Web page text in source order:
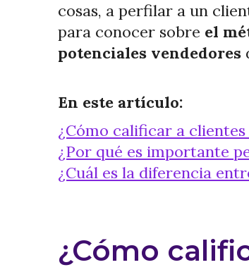
cosas, a perfilar a un
para conocer sobre el
potenciales vendedores
En este artículo:
¿Cómo calificar a
¿Por qué es importante
¿Cuál es la diferencia
¿Cómo